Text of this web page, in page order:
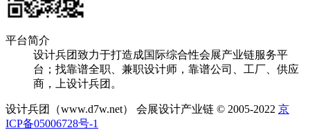
平台简介
设计兵团致力于打造成国际综合性会展产业链服务平
台；找靠谱全职、兼职设计师，靠谱公司、工厂、供应
商，上设计兵团。
设计兵团（www.d7w.net） 会展设计产业链 © 2005-2022 京
ICP备05006728号-1